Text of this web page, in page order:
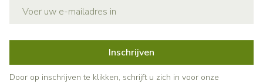
Inschrijven
Door op inschrijven te klikken, schrijft u zich in voor onze